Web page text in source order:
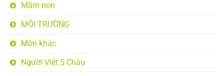
Mầm non
MÔI TRƯỜNG
Môn khác
Người Việt 5 Châu